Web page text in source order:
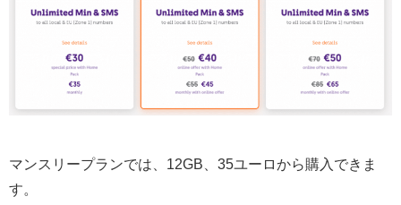
マンスリープランでは、12GB、35ユーロから購入できま
す。